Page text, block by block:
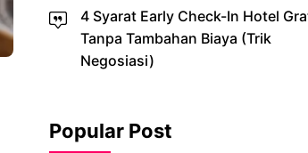
4 Syarat Early Check-In Hotel
Tanpa Tambahan Biaya (Trik
Negosiasi)
Popular Post